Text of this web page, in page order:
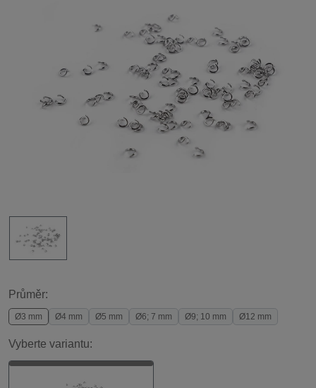
Průměr:
Ø3 mm Ø4 mm Ø5 mm Ø6; 7 mm Ø9; 10 mm Ø12 mm
Vyberte variantu: